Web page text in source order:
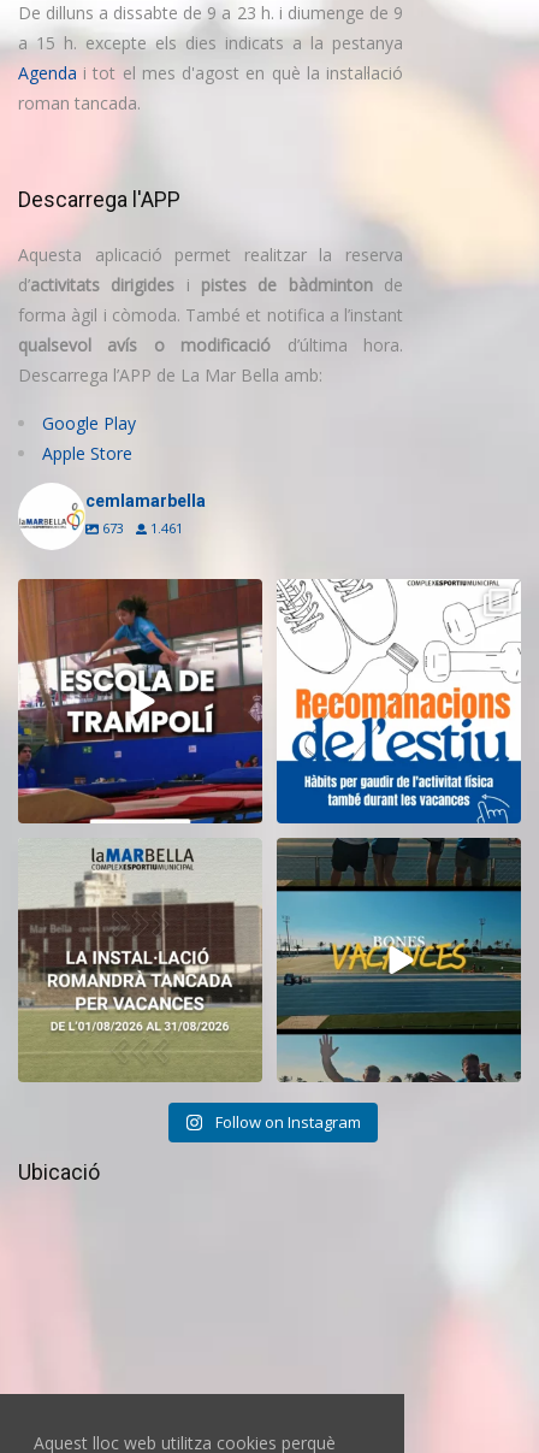
Aquest lloc web utilitza cookies perquè
De dilluns a dissabte de 9 a 23 h. i diumenge de 9
a 15 h. excepte els dies indicats a la pestanya
Agenda i tot el mes d'agost en què la instal·lació
roman tancada.
Descarrega l'APP
Aquesta aplicació permet realitzar la reserva
d’activitats dirigides i pistes de bàdmintonde
forma àgil i còmoda. També et notifica a l’instant
qualsevol avís o modificació d’última hora.
Descarrega l’APP de La Mar Bella amb:
Google Play
Apple Store
cemlamarbella
673 1.461
Inscriu-te a l’Escola de Trampolí
del CEM
14 0
Aquest estiu, continua movent-te
i cuidant-te! ...
5 0
El CEM La Mar Bella romandrà
tancat durant el...
11
Tanquem una nova temporada al
CEM La Mar Bella. ...
Follow on Instagram
Ubicació